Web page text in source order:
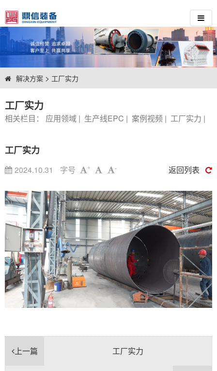
解决方案 > 工厂实力
工厂实力
相关栏目： 应用领域 | 生产线EPC | 案例视频 | 工厂实力 |
工厂实力
2024.10.31 字号 + - 返回列表
上一篇 工厂实力